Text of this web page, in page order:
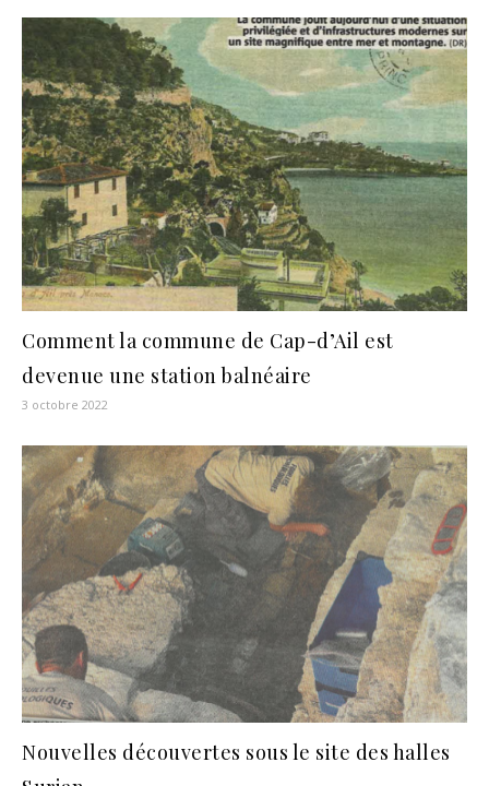
Comment la commune de Cap-d’Ail est
devenue une station balnéaire
3 octobre 2022
Nouvelles découvertes sous le site des halles